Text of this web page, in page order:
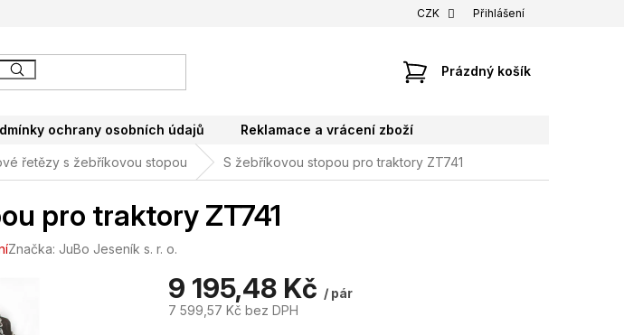
CZK Přihlášení
NÁKUPNÍ
Prázdný košík
ochrany osobních údajů Reklamace a vrácení zboží
řetězy s žebříkovou stopou S žebříkovou stopou pro traktory ZT741
pro traktory ZT741
Značka: JuBo Jeseník s. r. o.
9 195,48 Kč / pár
7 599,57 Kč bez DPH